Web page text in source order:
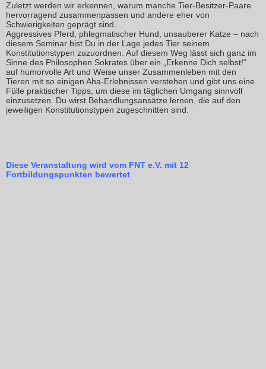
Zuletzt werden wir erkennen, warum manche Tier-Besitzer-Paare
hervorragend zusammenpassen und andere eher von
Schwierigkeiten geprägt sind.
Aggressives Pferd, phlegmatischer Hund, unsauberer Katze – nach
diesem Seminar bist Du in der Lage jedes Tier seinem
Konstitutionstypen zuzuordnen. Auf diesem Weg lässt sich ganz im
Sinne des Philosophen Sokrates über ein „Erkenne Dich selbst!“
auf humorvolle Art und Weise unser Zusammenleben mit den
Tieren mit so einigen Aha-Erlebnissen verstehen und gibt uns eine
Fülle praktischer Tipps, um diese im täglichen Umgang sinnvoll
einzusetzen. Du wirst Behandlungsansätze lernen, die auf den
jeweiligen Konstitutionstypen zugeschnitten sind.
Diese Veranstaltung wird vom FNT e.V. mit 12
Fortbildungspunkten bewertet